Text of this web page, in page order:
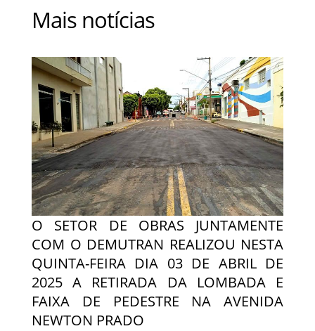
Mais notícias
O SETOR DE OBRAS JUNTAMENTE
COM O DEMUTRAN REALIZOU NESTA
QUINTA-FEIRA DIA 03 DE ABRIL DE
2025 A RETIRADA DA LOMBADA E
FAIXA DE PEDESTRE NA AVENIDA
NEWTON PRADO